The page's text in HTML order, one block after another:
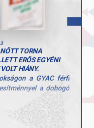
TORNA
ERŐS EGYÉNI
HIÁNY.
a GYAC férfi
a dobogó
szép eredmény
teljesítménye